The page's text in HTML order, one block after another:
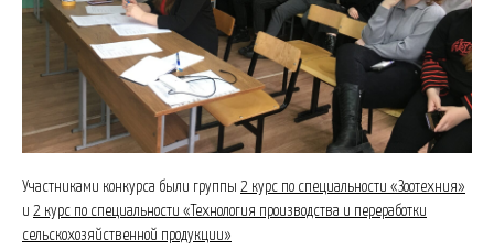
Участниками конкурса были группы 2 курс по специальности «Зоотехния»
и 2 курс по специальности «Технология производства и переработки
сельскохозяйственной продукции»